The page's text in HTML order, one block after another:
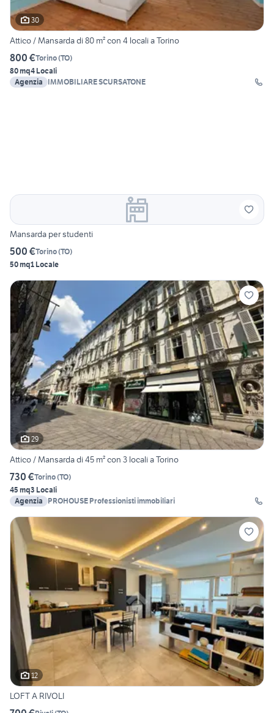
30
Attico / Mansarda di 80 m² con 4 locali a Torino
800 €Torino(TO)
80 mq4 Locali
Agenzia
IMMOBILIARE SCURSATONE
Mansarda per studenti
500 €Torino(TO)
50 mq1 Locale
29
Attico / Mansarda di 45 m² con 3 locali a Torino
730 €Torino(TO)
45 mq3 Locali
Agenzia
PROHOUSE Professionisti immobiliari
12
LOFT A RIVOLI